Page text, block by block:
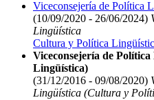
Viceconsejería de Política
(10/09/2020 - 26/06/2024)
Lingüística
Cultura y Política
Viceconsejería de
Lingüística)
(31/12/2016 - 09/08/2020)
Lingüística (Cultura y